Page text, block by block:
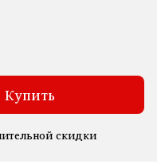
Купить
скидки